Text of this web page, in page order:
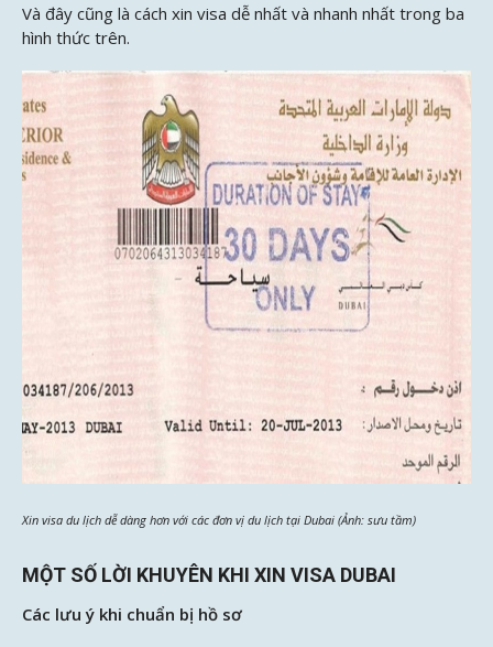
Và đây cũng là cách xin visa dễ nhất và nhanh nhất trong ba
hình thức trên.
Xin visa du lịch dễ dàng hơn với các đơn vị du lịch tại Dubai (Ảnh: sưu tầm)
MỘT SỐ LỜI KHUYÊN KHI XIN VISA DUBAI
Các lưu ý khi chuẩn bị hồ sơ